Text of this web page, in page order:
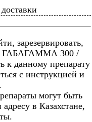
зарезервировать,
ГАБАГАММА 300 /
к данному препарату
с инструкцией и
могут быть
в Казахстане,